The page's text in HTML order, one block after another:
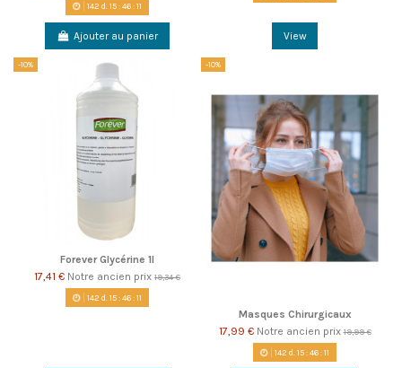
142 d. 15:46:10
Ajouter au panier View
-10%
Forever Glycérine 1l
17,41 € Notre ancien prix 19,34 €
142 d. 15:46:10
-10%
Masques Chirurgicaux
17,99 € Notre ancien prix19,99 €
142 d. 15:46:10